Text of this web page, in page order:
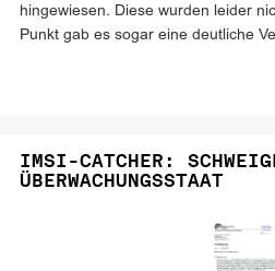
hingewiesen. Diese wurden leider
Punkt gab es sogar eine deutliche
IMSI-CATCHER:
ÜBERWACHUNGSSTAAT